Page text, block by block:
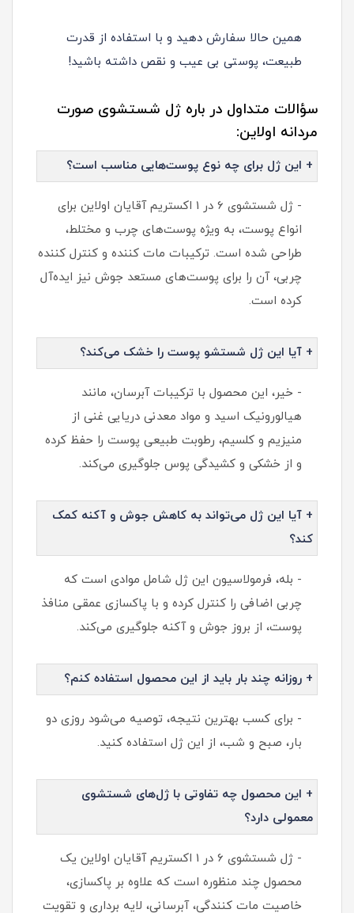
همین حالا سفارش دهید و با استفاده از قدرت
طبیعت، پوستی بی عیب و نقص داشته باشید!
سؤالات متداول در باره ژل شستشوی صورت
مردانه اولاین:
+ این ژل برای چه نوع پوست‌هایی مناسب است؟
- ژل شستشوی 6 در 1 اکستریم آقایان اولاین برای
انواع پوست، به ویژه پوست‌های چرب و مختلط،
طراحی شده است. ترکیبات مات کننده و کنترل کننده
چربی، آن را برای پوست‌های مستعد جوش نیز ایده‌آل
کرده است.
+ آیا این ژل شستشو پوست را خشک می‌کند؟
- خیر، این محصول با ترکیبات آبرسان، مانند
هیالورونیک اسید و مواد معدنی دریایی غنی از
منیزیم و کلسیم، رطوبت طبیعی پوست را حفظ کرده
و از خشکی و کشیدگی پوس جلوگیری می‌کند.
+ آیا این ژل می‌تواند به کاهش جوش و آکنه کمک
کند؟
- بله، فرمولاسیون این ژل شامل موادی است که
چربی اضافی را کنترل کرده و با پاکسازی عمقی منافذ
پوست، از بروز جوش و آکنه جلوگیری می‌کند.
+ روزانه چند بار باید از این محصول استفاده کنم؟
- برای کسب بهترین نتیجه، توصیه می‌شود روزی دو
بار، صبح و شب، از این ژل استفاده کنید.
+ این محصول چه تفاوتی با ژل‌های شستشوی
معمولی دارد؟
- ژل شستشوی 6 در 1 اکستریم آقایان اولاین یک
محصول چند منظوره است که علاوه بر پاکسازی،
خاصیت مات کنندگی، آبرسانی، لایه برداری و تقویت